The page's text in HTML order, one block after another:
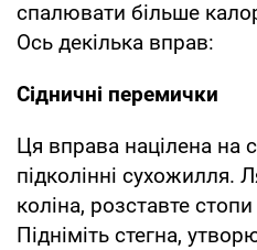
спалювати більше
Ось декілька вправ:
Сідничні перемички
Ця вправа націлена на
підколінні сухожилля.
коліна, розставте
Підніміть стегна,